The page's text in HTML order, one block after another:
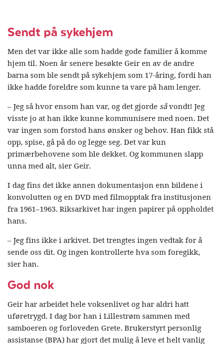
Sendt på sykehjem
Men det var ikke alle som hadde gode familier å komme
hjem til. Noen år senere besøkte Geir en av de andre
barna som ble sendt på sykehjem som 17-åring, fordi han
ikke hadde foreldre som kunne ta vare på ham lenger.
– Jeg så hvor ensom han var, og det gjorde såvondt! Jeg
visste jo at han ikke kunne kommunisere med noen. Det
var ingen som forstod hans ønsker og behov. Han fikk stå
opp, spise, gå på do og legge seg. Det var kun
primærbehovene som ble dekket. Og kommunen slapp
unna med alt, sier Geir.
I dag fins det ikke annen dokumentasjon enn bildene i
konvolutten og en DVD med filmopptak fra institusjonen
fra 1961–1963. Riksarkivet har ingen papirer på oppholdet
hans.
– Jeg fins ikke i arkivet. Det trengtes ingen vedtak for å
sende oss dit. Og ingen kontrollerte hva som foregikk,
sier han.
God nok
Geir har arbeidet hele voksenlivet og har aldri hatt
uføretrygd. I dag bor han i Lillestrøm sammen med
samboeren og forloveden Grete. Brukerstyrt personlig
assistanse (BPA) har gjort det mulig å leve et helt vanlig